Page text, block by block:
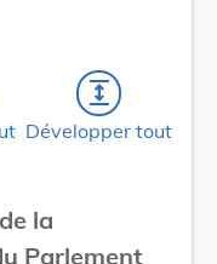
expand
Développer tout
la
Parlement